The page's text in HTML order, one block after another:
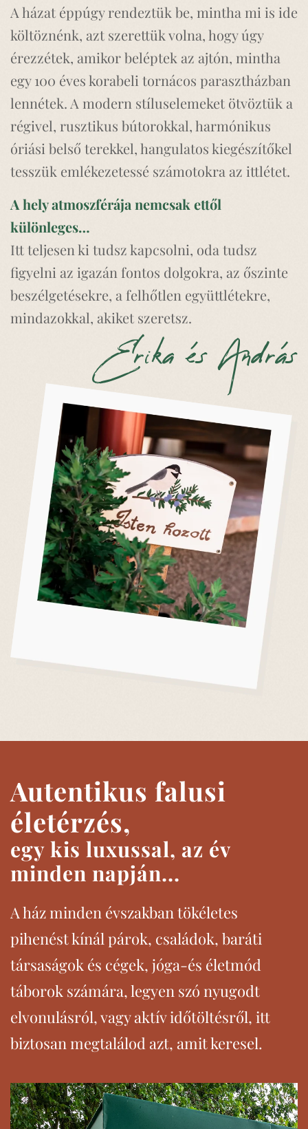
A házat éppúgy rendeztük be, mintha mi is ide
költöznénk, azt szerettük volna, hogy úgy
érezzétek, amikor beléptek az ajtón, mintha
egy 100 éves korabeli tornácos parasztházban
lennétek. A modern stíluselemeket ötvöztük a
régivel, rusztikus bútorokkal, harmónikus
óriási belső terekkel, hangulatos kiegészítőkel
tesszük emlékezetessé számotokra az ittlétet.
A hely atmoszférája nemcsak ettől
különleges…
Itt teljesen ki tudsz kapcsolni, oda tudsz
figyelni az igazán fontos dolgokra, az őszinte
beszélgetésekre, a felhőtlen együttlétekre,
mindazokkal, akiket szeretsz.
Erika és András
Autentikus falusi
életérzés,
egy kis luxussal, az év
minden napján...
A ház minden évszakban tökéletes
pihenést kínál párok, családok, baráti
társaságok és cégek, jóga-és életmód
táborok számára, legyen szó nyugodt
elvonulásról, vagy aktív időtöltésről, itt
biztosan megtalálod azt, amit keresel.